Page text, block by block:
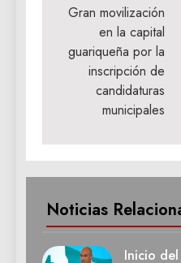
de
entradas
Gran movilización
en la capital
guariqueña por la
inscripción de
candidaturas
municipales
Noticias
Inicio